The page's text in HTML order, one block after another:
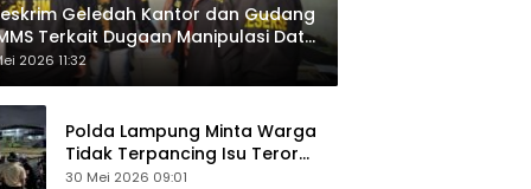
Geledah Kantor dan Gudang
Terkait Dugaan Manipulasi Data
Sawit
2026 11:32
Polda Lampung Minta Warga
Tidak Terpancing Isu Teror
Pocong Palsu, Patroli
30 Mei 2026 09:01